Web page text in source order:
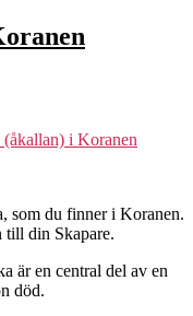
i Koranen
som du finner i Koranen.
till din Skapare.
är en central del av en
död.